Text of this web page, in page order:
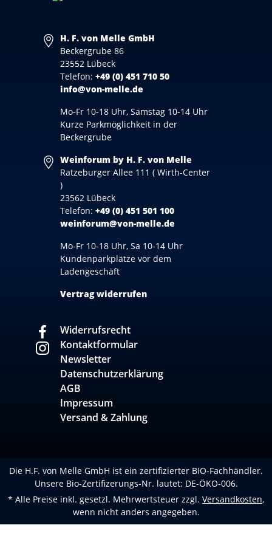
H. F. von Melle GmbH
Beckergrube 86
23552 Lübeck
Telefon: +49 (0) 451 710 50
info@von-melle.de
Mo-Fr 10-18 Uhr, Samstag 10-14 Uhr
Kurze Parkmöglichkeit in der
Beckergrube
Weinforum by H. F. von Melle
Ratzeburger Allee 111 ( Wirth-Center
)
23562 Lübeck
Telefon: +49 (0) 451 501 100
weinforum@von-melle.de
Mo-Fr 10-18 Uhr, Sa 10-14 Uhr
Kundenparkplätze vor dem
Ladengeschäft
Vertrag widerrufen
Widerrufsrecht
Kontaktformular
Newsletter
Datenschutzerklärung
AGB
Impressum
Versand & Zahlung
Die H.F. von Melle GmbH ist ein zertifizierter BIO-Fachhändler.
Unsere Bio-Zertifizerungs-Nr. lautet: DE-ÖKO-006.
* Alle Preise inkl. gesetzl. Mehrwertsteuer zzgl. Versandkosten,
wenn nicht anders angegeben.